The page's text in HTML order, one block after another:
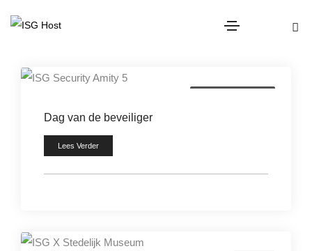
Dag van de beveiliger
Lees Verder